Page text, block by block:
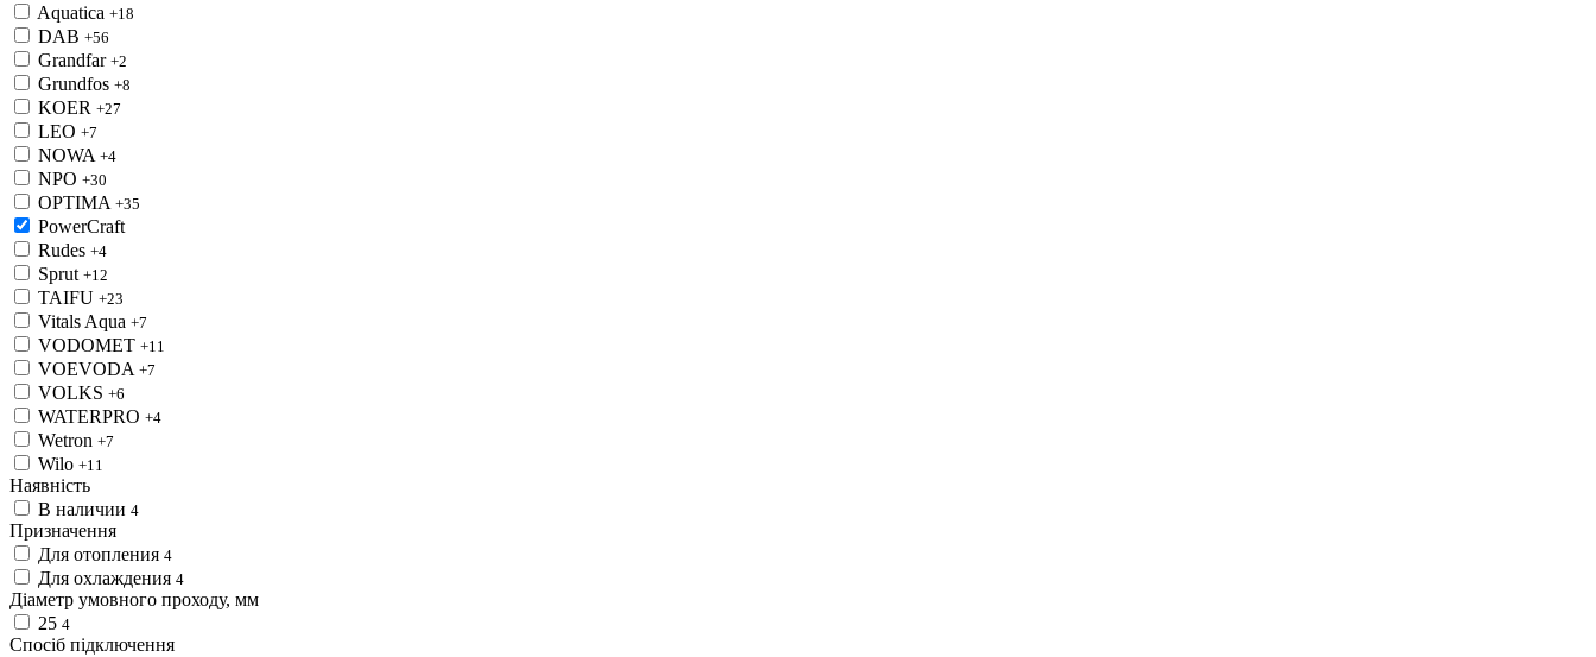
Aquatica +18
DAB +56
Grandfar +2
Grundfos +8
KOER +27
LEO +7
NOWA +4
NPO +30
OPTIMA +35
PowerCraft
Rudes +4
Sprut +12
TAIFU +23
Vitals Aqua +7
VODOMET +11
VOEVODA +7
VOLKS +6
WATERPRO +4
Wetron +7
Wilo +11
Наявність
В наличии 4
Призначення
Для отопления 4
Для охлаждения 4
Діаметр умовного проходу, мм
25 4
Спосіб підключення